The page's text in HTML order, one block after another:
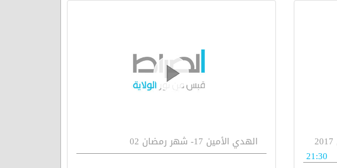
21:30
الهدي الأمين 17- شهر رمضان 02